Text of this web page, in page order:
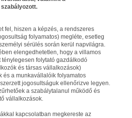
.
fel, hiszen a képzés, a rendszeres
folyamatos) megléte, esetleg
sérülés során kerül napvilágra.
elengedhetetlen, hogy a villamos
folytató gazdálkodó
és társas vállalkozások)
és a munkavállalóik folyamatos
jogosultságuk ellenőrizve legyen.
a szabálytalanul működő és
vállalkozások.
kapcsolatban megkereste az